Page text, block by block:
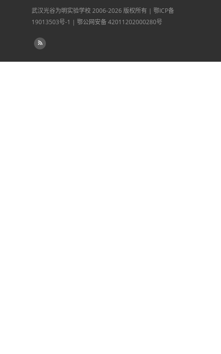
武汉光谷为明实验学校2006-2026 版权所有 | 鄂ICP备
19013503号-1 | 鄂公网安备 42011202000280号